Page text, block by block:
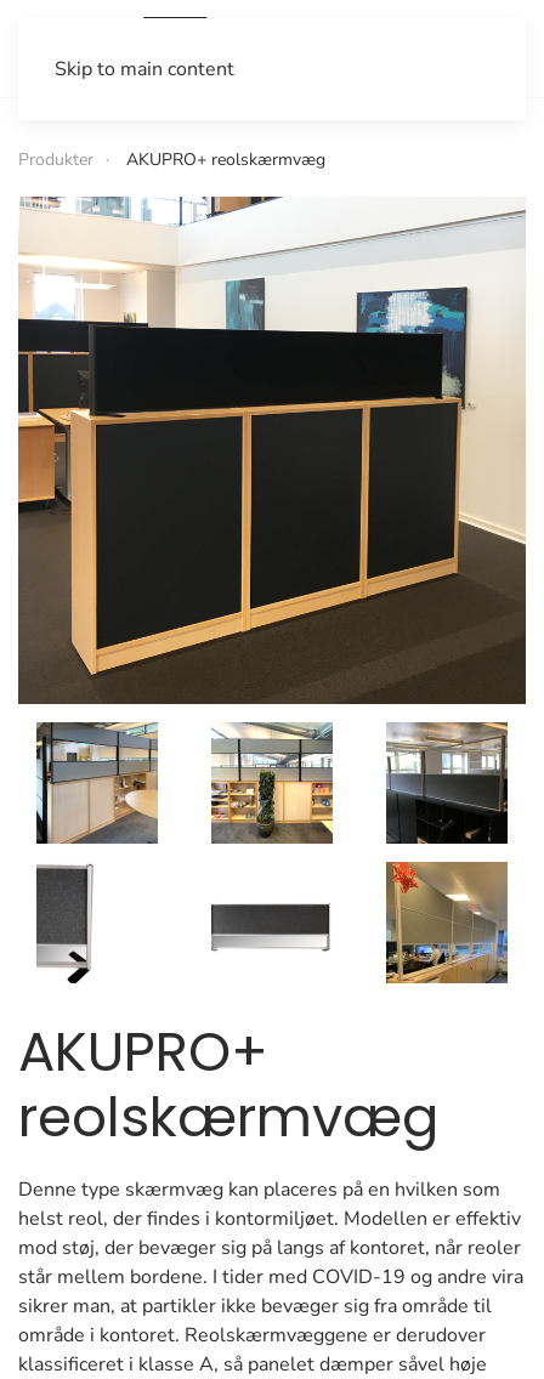
Skip to main content
Produkter AKUPRO+ reolskærmvæg
AKUPRO+
reolskærmvæg
Denne type skærmvæg kan placeres på en hvilken som
helst reol, der findes i kontormiljøet. Modellen er effektiv
mod støj, der bevæger sig på langs af kontoret, når reoler
står mellem bordene. I tider med COVID-19 og andre vira
sikrer man, at partikler ikke bevæger sig fra område til
område i kontoret. Reolskærmvæggene er derudover
klassificeret i klasse A, så panelet dæmper såvel høje